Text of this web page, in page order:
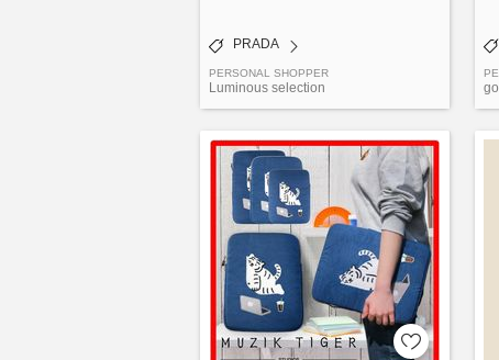
PRADA
PERSONAL SHOPPER
Luminous selection